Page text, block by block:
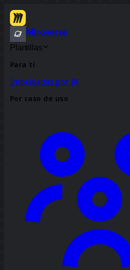
Miroverse
Plantillas
Para ti
Impulsadas por IA
Por caso de uso